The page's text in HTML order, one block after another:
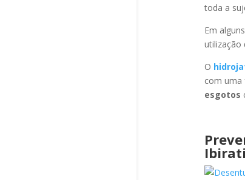
toda a
Em
utilização
O
com uma
esgotos